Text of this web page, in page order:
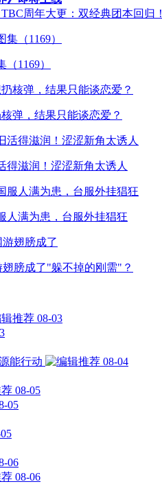
TBC周年大更：双经典团本回归！
1169）
弹，结果只能谈恋爱？
得滋润！涩涩新角太诱人
人满为患，台服外挂猖狂
膀成了"躲不掉的刚需"？
08-03
能行动
08-04
08-05
05
06
08-06